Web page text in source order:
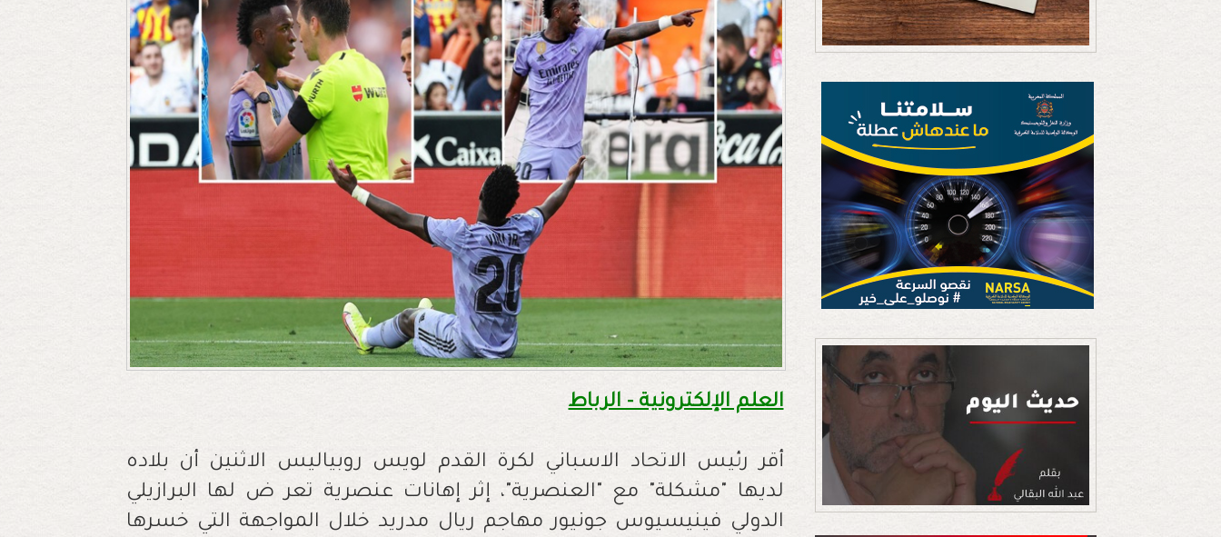
العلم الإلكترونية - الرباط
أقر رئيس الاتحاد الاسباني لكرة القدم لويس روبياليس الاثنين أن بلاده
لديها "مشكلة" مع "العنصرية"، إثر إهانات عنصرية تعر ض لها البرازيلي
الدولي فينيسيوس جونيور مهاجم ريال مدريد خلال المواجهة التي خسرها